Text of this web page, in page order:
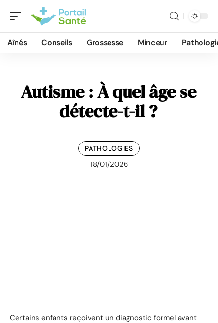
Aînés Conseils Grossesse Minceur
Autisme : À quel âge se
détecte-t-il ?
PATHOLOGIES
18/01/2026
Certains enfants reçoivent un diagnostic formel avant